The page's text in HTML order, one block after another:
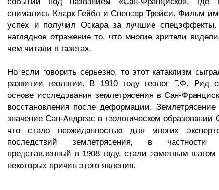
снимались Кларк Гейбл и Спенсер Трейси. Фильм
успех и получил Оскара за лучшие
наглядное отражение то, что многие зрители
чем читали в газетах.
Но если говорить серьезно, то этот катаклизм
развитии геологии. В 1910 году геолог Г.Ф. Рид
основе исследования землетрясения в Сан-
восстановления после деформации.
значение Сан-Андреас в геологическом образовании
что стало неожиданностью для многих
последствий землетрясения, в частности
представленный в 1908 году, стали заметным шагом
некоторых причин этого явления.